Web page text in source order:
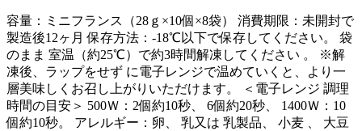
容量：ミニフランス（28ｇ×10個×8袋） 消費期限：未開封で
製造後12ヶ月 保存方法：-18℃以下で保存してください。 袋
のまま 室温（約25℃）で約3時間解凍してください 。 ※解
凍後、ラップをせず に電子レンジで温めていくと、より一
層美味しくお召し上がりいただけます。 ＜電子レンジ 調理
時間の目安＞ 500Ｗ：2個約10秒、 6個約20秒、 1400Ｗ：10
個約10秒。 アレルギー：卵、 乳又は 乳製品、 小麦 、 大豆